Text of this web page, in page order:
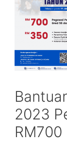
2023
RM700